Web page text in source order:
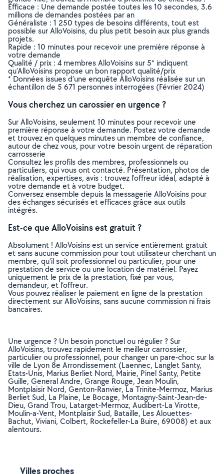
Efficace : Une demande postée toutes les 10 secondes, 3.6
millions de demandes postées par an
Généraliste : 1 250 types de besoins différents, tout est
possible sur AlloVoisins, du plus petit besoin aux plus grands
projets.
Rapide : 10 minutes pour recevoir une première réponse à
votre demande
Qualité / prix : 4 membres AlloVoisins sur 5* indiquent
qu’AlloVoisins propose un bon rapport qualité/prix
* Données issues d’une enquête AlloVoisins réalisée sur un
échantillon de 5 671 personnes interrogées (Février 2024)
Vous cherchez un carossier en urgence ?
Sur AlloVoisins, seulement 10 minutes pour recevoir une
première réponse à votre demande. Postez votre demande
et trouvez en quelques minutes un membre de confiance,
autour de chez vous, pour votre besoin urgent de réparation
carrosserie
Consultez les profils des membres, professionnels ou
particuliers, qui vous ont contacté. Présentation, photos de
réalisation, expertises, avis : trouvez l'offreur idéal, adapté à
votre demande et à votre budget.
Conversez ensemble depuis la messagerie AlloVoisins pour
des échanges sécurisés et efficaces grâce aux outils
intégrés.
Est-ce que AlloVoisins est gratuit ?
Absolument ! AlloVoisins est un service entièrement gratuit
et sans aucune commission pour tout utilisateur cherchant un
membre, qu’il soit professionnel ou particulier, pour une
prestation de service ou une location de matériel. Payez
uniquement le prix de la prestation, fixé par vous,
demandeur, et l’offreur.
Vous pouvez réaliser le paiement en ligne de la prestation
directement sur AlloVoisins, sans aucune commission ni frais
bancaires.
Une urgence ? Un besoin ponctuel ou régulier ? Sur
AlloVoisins, trouvez rapidement le meilleur carrossier,
particulier ou professionnel, pour changer un pare-choc sur la
ville de Lyon 8e Arrondissement (Laennec, Langlet Santy,
Etats-Unis, Marius Berliet Nord, Mairie, Pinel Santy, Petite
Guille, General Andre, Grange Rouge, Jean Moulin,
Montplaisir Nord, Genton-Ranvier, La Trinite-Mermoz, Marius
Berliet Sud, La Plaine, Le Bocage, Montagny-Saint-Jean-de-
Dieu, Grand Trou, Latarget-Mermoz, Audibert-La Virotte,
Moulin-a-Vent, Montplaisir Sud, Bataille, Les Alouettes-
Bachut, Viviani, Colbert, Rockefeller-La Buire, 69008) et aux
alentours.
Villes proches